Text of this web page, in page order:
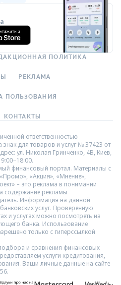
ПОЛИТИКА
РЕКЛАМА
ПОЛЬЗОВАНИЯ
КОНТАКТЫ
ответственностью
знак для товаров и услуг № 37423 от
ул. Николая Гринченко, 4В, Киев,
финансовый портал. Материалы с
«Акция», «Мнение»,
– это реклама в понимании
содержание рекламы
Информация на данной
услуг. Проверенную
и услугах можно посмотреть на
банка. Использование
только с гиперссылкой
и сравнения финансовых
услуги кредитования,
Ваши личные данные на сайте